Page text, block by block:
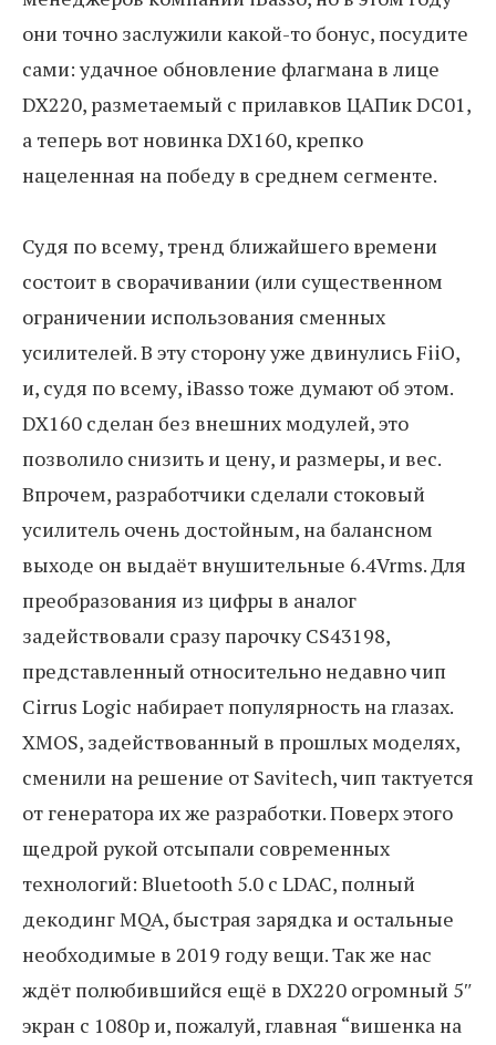
они точно заслужили какой-то бонус, посудите
сами: удачное обновление флагмана в лице
DX220, разметаемый с прилавков ЦАПик DC01,
а теперь вот новинка DX160, крепко
нацеленная на победу в среднем сегменте.
Судя по всему, тренд ближайшего времени
состоит в сворачивании (или существенном
ограничении использования сменных
усилителей. В эту сторону уже двинулись FiiO,
и, судя по всему, iBasso тоже думают об этом.
DX160 сделан без внешних модулей, это
позволило снизить и цену, и размеры, и вес.
Впрочем, разработчики сделали стоковый
усилитель очень достойным, на балансном
выходе он выдаёт внушительные 6.4Vrms. Для
преобразования из цифры в аналог
задействовали сразу парочку CS43198,
представленный относительно недавно чип
Cirrus Logic набирает популярность на глазах.
XMOS, задействованный в прошлых моделях,
сменили на решение от Savitech, чип тактуется
от генератора их же разработки. Поверх этого
щедрой рукой отсыпали современных
технологий: Bluetooth 5.0 с LDAC, полный
декодинг MQA, быстрая зарядка и остальные
необходимые в 2019 году вещи. Так же нас
ждёт полюбившийся ещё в DX220 огромный 5″
экран с 1080p и, пожалуй, главная “вишенка на